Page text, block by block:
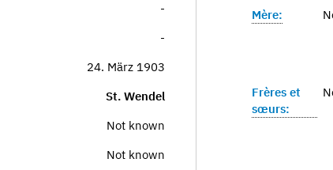
-
-
24. März 1903
St. Wendel
Not known
Not known
Mère:
Frères et
sœurs: